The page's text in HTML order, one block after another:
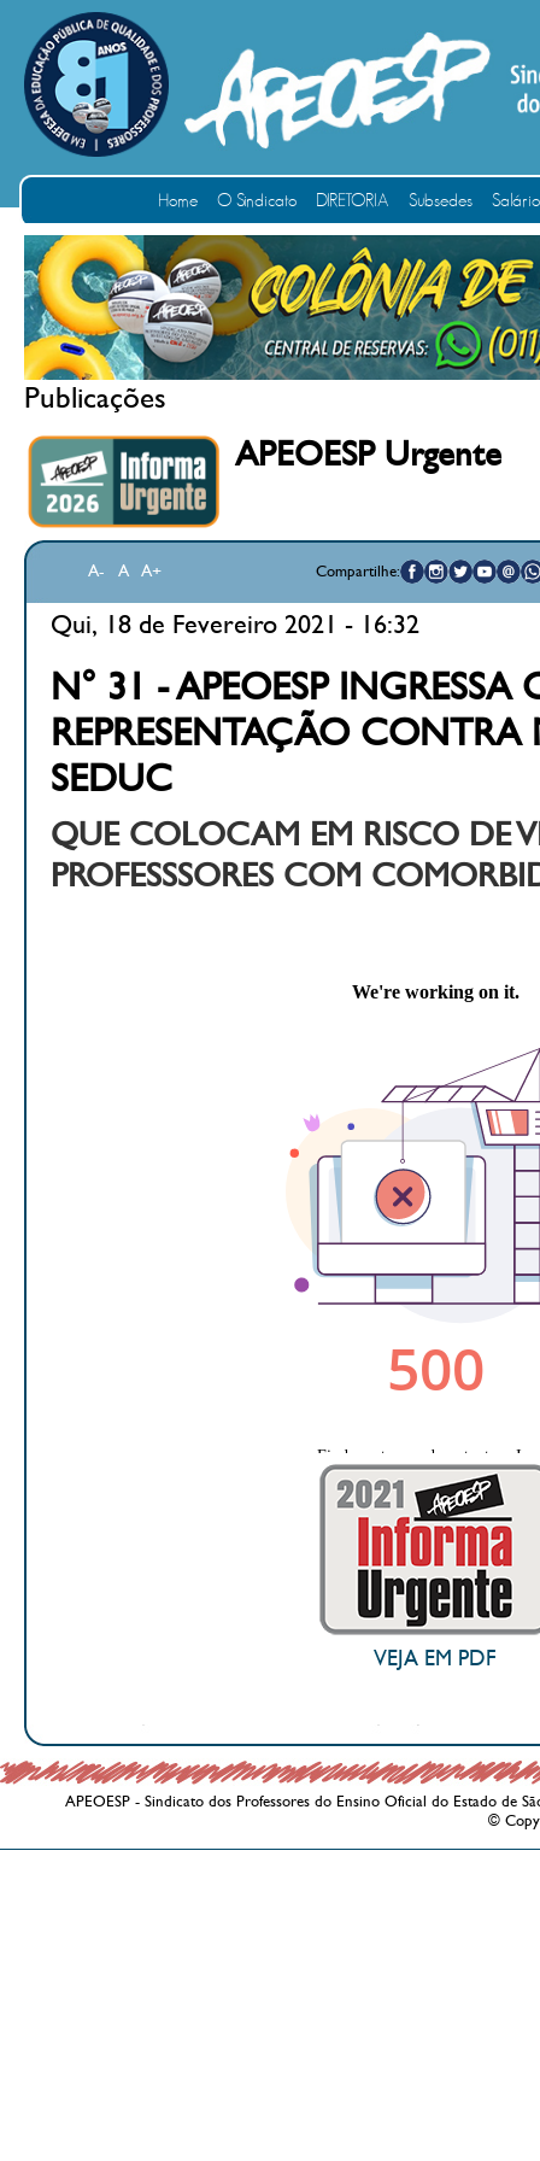
Home O Sindicato DIRETORIA Subsedes
Publicações
APEOESP Urgente
A- A A+ Compartilhe:
Qui, 18 de Fevereiro 2021 - 16:32
N° 31 - APEOESP INGRESSA
REPRESENTAÇÃO CONTRA
SEDUC
QUE COLOCAM EM RISCO DE
PROFESSSORES COM
VEJA EM PDF
APEOESP - Sindicato dos Professores do Ensino Oficial do Estado de
©